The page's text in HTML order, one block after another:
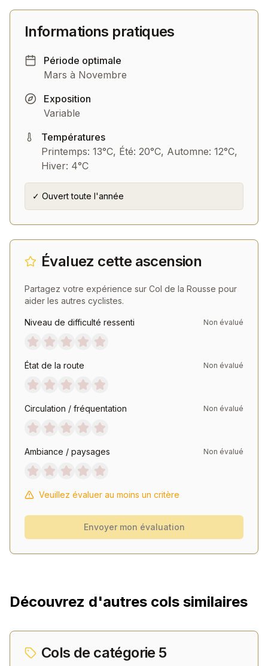
Informations pratiques
Période optimale
Mars à Novembre
Exposition
Variable
Températures
Printemps: 13°C, Été: 20°C, Automne: 12°C,
Hiver: 4°C
✓ Ouvert toute l'année
Évaluez cette ascension
Partagez votre expérience sur Col de la Rousse pour
aider les autres cyclistes.
Niveau de difficulté ressenti Non évalué
État de la route Non évalué
Circulation / fréquentation Non évalué
Ambiance / paysages Non évalué
Veuillez évaluer au moins un critère
Envoyer mon évaluation
Découvrez d'autres cols similaires
Cols de catégorie 5